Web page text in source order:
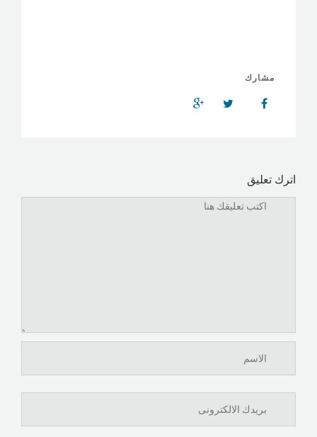
مشارك
اترك تعليق